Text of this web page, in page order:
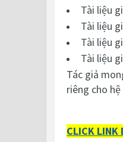
Tài liệu
Tài liệu
Tài liệu
Tài liệu
Tác giả
riêng cho
CLICK LINK